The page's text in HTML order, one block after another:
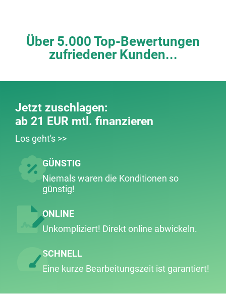
Über 5.000 Top-Bewertungen
zufriedener Kunden...
Jetzt zuschlagen:
ab 21 EUR mtl. finanzieren
Los geht's >>
GÜNSTIG
Niemals waren die Konditionen so
günstig!
ONLINE
Unkompliziert! Direkt online abwickeln.
SCHNELL
Eine kurze Bearbeitungs­zeit ist garantiert!